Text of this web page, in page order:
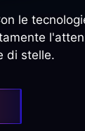
le
di stelle.